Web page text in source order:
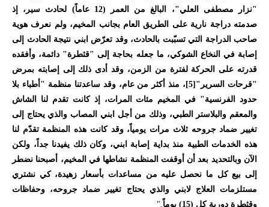
"نزار مصطفى العلي"، البالغ من العمر (12 عاماً) لحادث سير، إذ
صدمته دراجة نارية على الطريق العام بجانب المخيم، ولم نعرف هوية
صاحب الدراجة التي تسبّبت بالحادث، وقد تعرّض ابني نتيجة الحادث إلى
إصابة في النخاع الشوكي، ما جعله بحاجة إلى "قثطرة" دائمة، وأفقده
قدرته على الحركة لفترة من الزمن، وقد أدى ذلك إلى إصابته بمرض
"قرحات السرير" [5] ، منذ أكثر من عام، وقد ساعدتنا منظمة "أطباء بلا
حدود الفرنسية" في المخيم مئات المرات، إذ كانت تقدم لنا الشاش
والمعقم والبلاستر الطبي، وذلك من أجل ابني المصاب والذي يحتاج إلى
تغيير ضماد جروحه ثلاث مرات يومياً، وقد كانت هذه المنظمة تقدّم لنا
هذه الخدمات الطبية منذ بداية إصابة ابني، وكان ذلك يفيدنا جداً، ولكن
الآن وبالتحديد بعد أن أوقفت المنظمة نشاطها في المخيم، أصبحنا نضطر
إلى بيع كل ما نحصل عليه من مساعدات بأسعار زهيدة، كي نشتري
مستلزمات العلاج لابني والذي يحتاج تغيير ضماد جروحه، وحفاظات
وقثطرة دورية كل (15) يوماً
."